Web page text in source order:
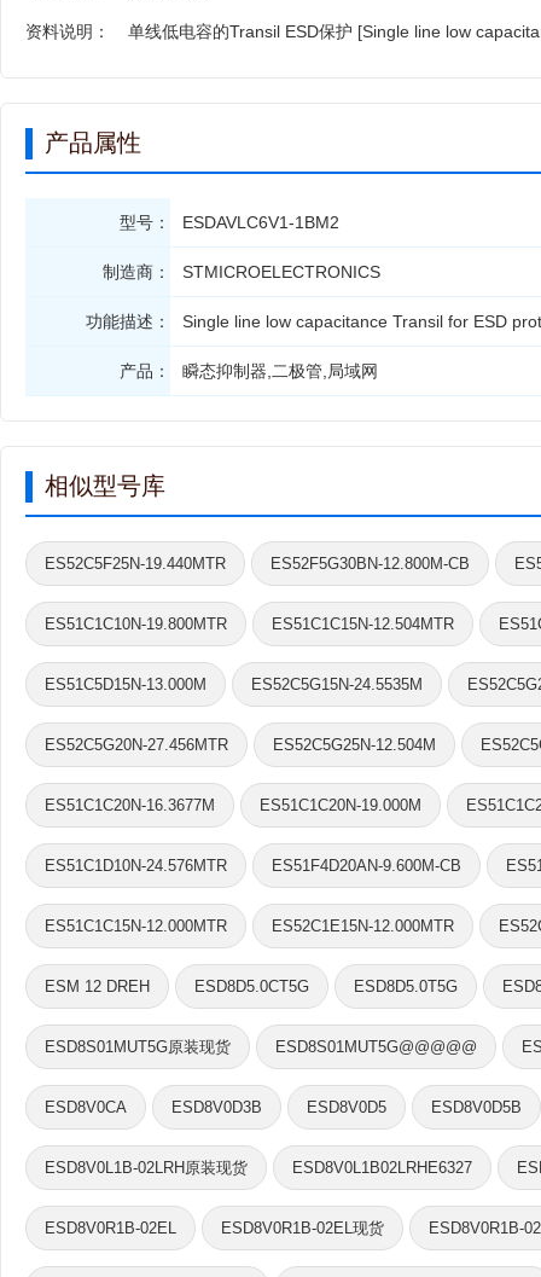
资料说明： 单线低电容的Transil ESD保护 [Single line low
产品属性
型号：
制造商：
功能描述：
产品：
ESDAVLC6V1-1BM2
STMICROELECTRONICS
Single line low capacitance Transil for ESD
瞬态抑制器,二极管,局域网
相似型号库
ES52C5F25N-19.440MTR ES52F5G30BN-12.800M-CB
ES51C1C10N-19.800MTR ES51C1C15N-12.504MTR
ES51C5D15N-13.000M ES52C5G15N-24.5535M
ES52C5G20N-27.456MTR ES52C5G25N-12.504M
ES51C1C20N-16.3677M ES51C1C20N-19.000M
ES51C1D10N-24.576MTR ES51F4D20AN-9.600M-CB
ES51C1C15N-12.000MTR ES52C1E15N-12.000MTR
ESM 12 DREH ESD8D5.0CT5G ESD8D5.0T5G
ESD8S01MUT5G原装现货 ESD8S01MUT5G@@@@@
ESD8V0CA ESD8V0D3B ESD8V0D5 ESD8V0D5B
ESD8V0L1B-02LRH原装现货 ESD8V0L1B02LRHE6327
ESD8V0R1B-02EL ESD8V0R1B-02EL现货 ESD8V0R1B-